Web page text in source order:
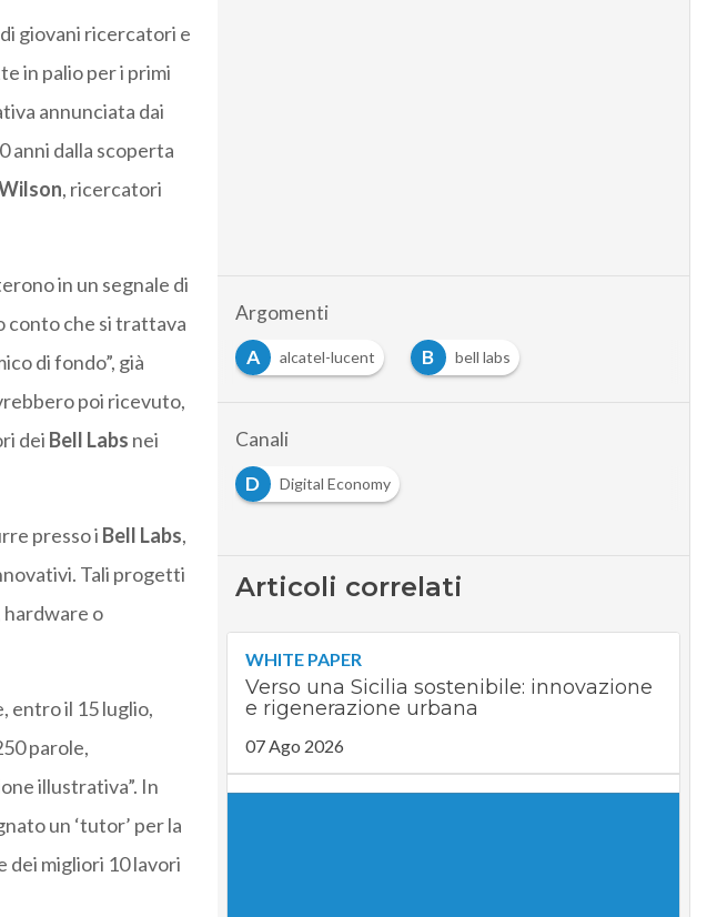
giovani ricercatori e
in palio per i primi
annunciata dai
anni dalla scoperta
, ricercatori
in un segnale di
conto che si trattava
di fondo”, già
poi ricevuto,
dei Bell Labs nei
presso i Bell Labs,
Tali progetti
hardware o
entro il 15 luglio,
parole,
illustrativa”. In
un ‘tutor’ per la
dei migliori 10 lavori
Argomenti
A
alcatel-lucent B bell labs
Canali
D
Digital Economy
Articoli correlati
WHITE PAPER
Verso una Sicilia sostenibile: innovazione
e rigenerazione urbana
07 Ago 2026